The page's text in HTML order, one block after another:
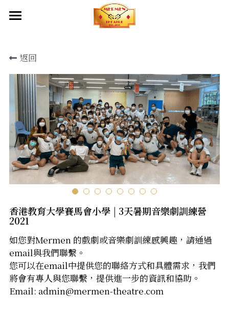
關於我們
成立目標
產品服務
創作團隊及夥伴
出品
出品
劇本庫
影片
幕後制作
服裝設計
化妝造型設計
音響設計及器材租借
道具製作/租借
道具製作/租借
傳媒報導
聯絡我們
返回
香港教育大學賽馬會小學 | 3天暑期音樂劇訓練營
2021
如您對Mermen 的戲劇或音樂劇訓練感興趣，請通過
email與我們聯繫。
您可以在email中提供您的聯絡方式和具體需求，我們
將會有專人與您聯繫，提供進一步的資訊和協助。
Email: admin@mermen-theatre.com